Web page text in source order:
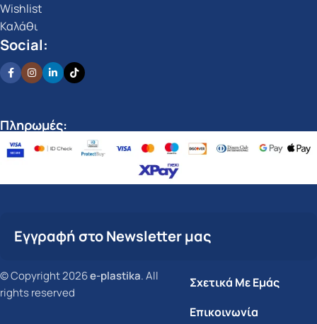
Wishlist
Καλάθι
Social:
Πληρωμές:
Εγγραφή στο Newsletter μας
© Copyright 2026e-plastika. All
rights reserved
Σχετικά Με Εμάς
Επικοινωνία